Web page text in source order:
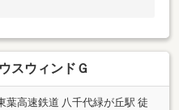
スウィンドＧ
葉高速鉄道 八千代緑が丘駅 徒